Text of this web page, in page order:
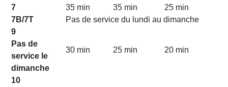
7
35 min 35 min
25 min
7B/7T
Pas de service du lundi au dimanche
9
Pas de
service le
dimanche
30 min 25 min 20 min
10